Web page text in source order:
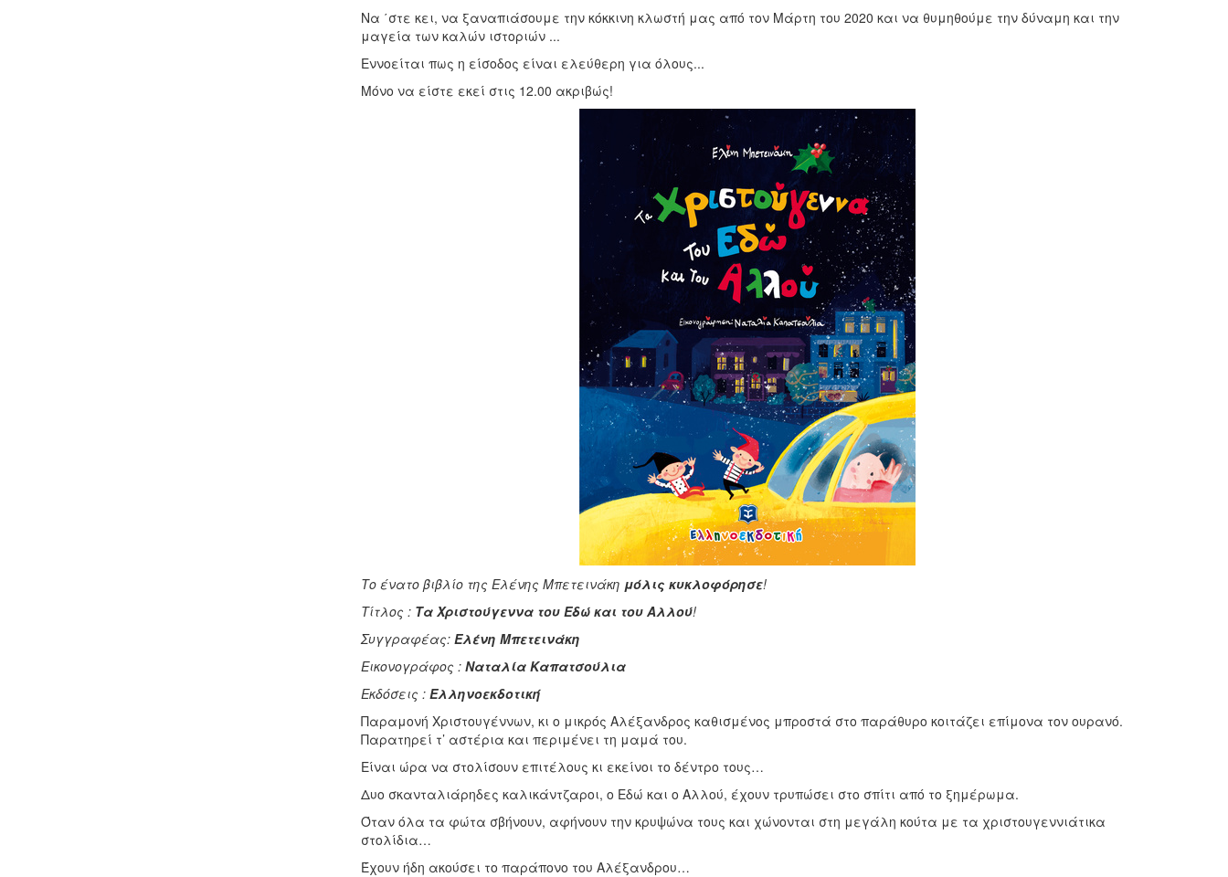
Να ΄στε κει, να ξαναπιάσουμε την κόκκινη κλωστή μας από τον Μάρτη του 2020 και να θυμηθούμε την δύναμη και την
μαγεία των καλών ιστοριών ...
Εννοείται πως η είσοδος είναι ελεύθερη για όλους...
Μόνο να είστε εκεί στις 12.00 ακριβώς!
Το ένατο βιβλίο της Ελένης Μπετεινάκη μόλις κυκλοφόρησε!
Τίτλος : Τα Χριστούγεννα του Εδώ και του Αλλού!
Συγγραφέας: Ελένη Μπετεινάκη
Εικονογράφος : Ναταλία Καπατσούλια
Εκδόσεις : Ελληνοεκδοτική
Παραμονή Χριστουγέννων, κι ο μικρός Αλέξανδρος καθισμένος μπροστά στο παράθυρο κοιτάζει επίμονα τον ουρανό.
Παρατηρεί τ’ αστέρια και περιμένει τη μαμά του.
Είναι ώρα να στολίσουν επιτέλους κι εκείνοι το δέντρο τους…
Δυο σκανταλιάρηδες καλικάντζαροι, ο Εδώ και ο Αλλού, έχουν τρυπώσει στο σπίτι από το ξημέρωμα.
Όταν όλα τα φώτα σβήνουν, αφήνουν την κρυψώνα τους και χώνονται στη μεγάλη κούτα με τα χριστουγεννιάτικα
στολίδια…
Έχουν ήδη ακούσει το παράπονο του Αλέξανδρου…